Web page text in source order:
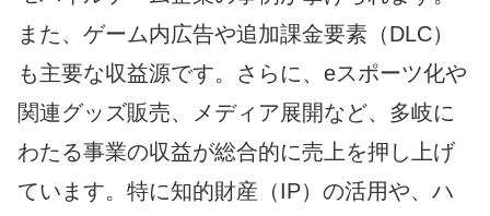
また、ゲーム内広告や追加課金要素（DLC）
も主要な収益源です。さらに、eスポーツ化や
関連グッズ販売、メディア展開など、多岐に
わたる事業の収益が総合的に売上を押し上げ
ています。特に知的財産（IP）の活用や、ハ